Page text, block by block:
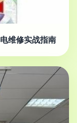
维修实战指南